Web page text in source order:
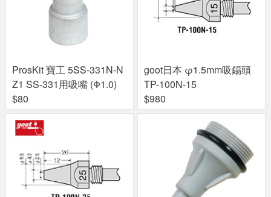
ProsKit 寶工 5SS-331N-N
Z1 SS-331用吸嘴 (Φ1.0)
$80
goot日本 φ1.5mm吸錫頭
TP-100N-15
$980